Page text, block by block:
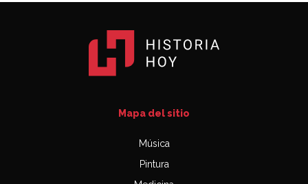
Mapa del sitio
Música
Pintura